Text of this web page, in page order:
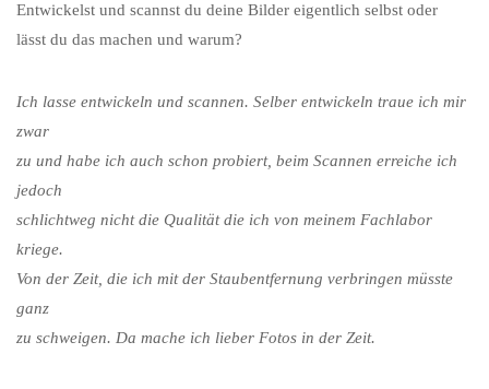
Entwickelst und scannst du deine Bilder eigentlich selbst oder
lässt du das machen und warum?
Ich lasse entwickeln und scannen. Selber entwickeln traue ich mir
zwar
zu und habe ich auch schon probiert, beim Scannen erreiche ich
jedoch
schlichtweg nicht die Qualität die ich von meinem Fachlabor
kriege.
Von der Zeit, die ich mit der Staubentfernung verbringen müsste
ganz
zu schweigen. Da mache ich lieber Fotos in der Zeit.